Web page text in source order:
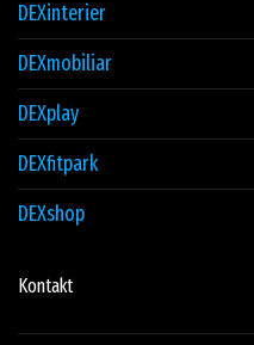
DEXinterier
DEXmobiliar
DEXplay
DEXfitpark
DEXshop
Kontakt